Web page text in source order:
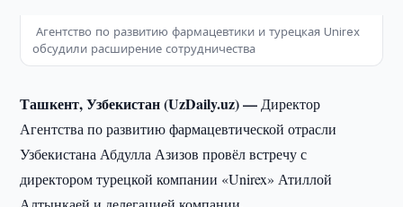
Агентство по развитию фармацевтики и турецкая Unirex
обсудили расширение сотрудничества
Ташкент, Узбекистан (UzDaily.uz) —Директор
Агентства по развитию фармацевтической отрасли
Узбекистана Абдулла Азизов провёл встречу с
директором турецкой компании «Unirex» Атиллой